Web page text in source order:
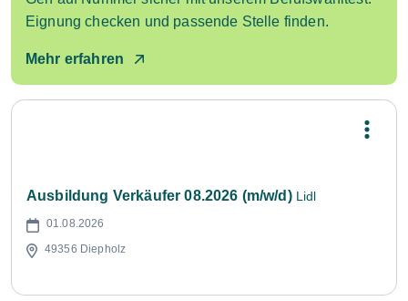
Eignung checken und passende Stelle finden.
Mehr erfahren
Ausbildung Verkäufer 08.2026 (m/w/d) Lidl
01.08.2026
49356 Diepholz